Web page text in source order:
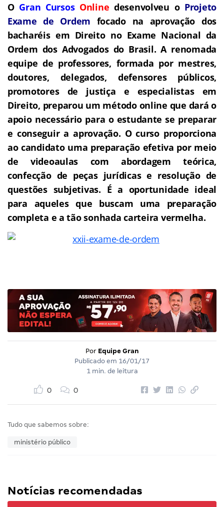
O Gran Cursos Online desenvolveu o Projeto
Exame de Ordem focado na aprovação dos
bacharéis em Direito no Exame Nacional da
Ordem dos Advogados do Brasil. A renomada
equipe de professores, formada por mestres,
doutores, delegados, defensores públicos,
promotores de justiça e especialistas em
Direito, preparou um método online que dará o
apoio necessário para o estudante se preparar
e conseguir a aprovação. O curso proporciona
ao candidato uma preparação efetiva por meio
de videoaulas com abordagem teórica,
confecção de peças jurídicas e resolução de
questões subjetivas. É a oportunidade ideal
para aqueles que buscam uma preparação
completa e a tão sonhada carteira vermelha.
Por Equipe Gran
Publicado em 16/01/17
1 min. de leitura
0 0
Tudo que sabemos sobre:
ministério público
Notícias recomendadas